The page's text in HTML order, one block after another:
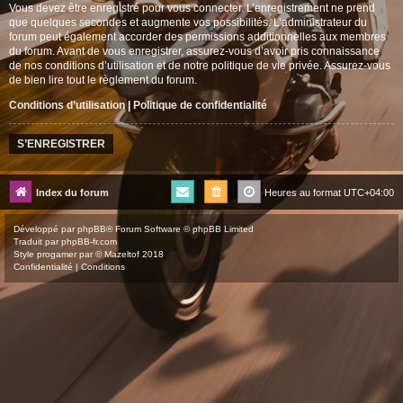
Vous devez être enregistré pour vous connecter. L’enregistrement ne prend
que quelques secondes et augmente vos possibilités. L’administrateur du
forum peut également accorder des permissions additionnelles aux membres
du forum. Avant de vous enregistrer, assurez-vous d’avoir pris connaissance
de nos conditions d’utilisation et de notre politique de vie privée. Assurez-vous
de bien lire tout le règlement du forum.
Conditions d’utilisation| Politique de confidentialité
S’ENREGISTRER
Index du forum Heures au format UTC+04:00
Développé parphpBB® Forum Software © phpBB Limited
Traduit parphpBB-fr.com
Style progamerpar ©Mazeltof 2018
Confidentialité | Conditions